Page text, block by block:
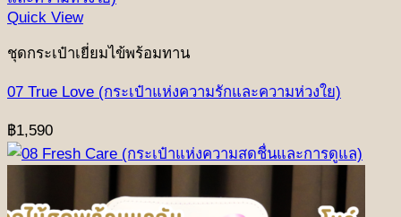
Quick View
ชุดกระเป๋าเยี่ยมไข้พร้อมทาน
07 True Love (กระเป๋าแห่งความรักและความห่วงใย)
฿1,590